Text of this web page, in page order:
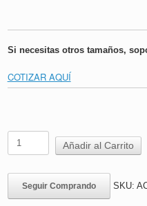
Si necesitas otros tamaños,
COTIZAR AQUÍ
Letrero
Sobremesa
|
ACHS
|
Añadir al Carrito
Seguir Comprando SKU: